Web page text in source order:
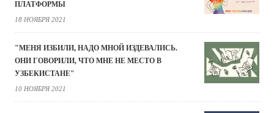
ПЛАТФОРМЫ
18 НОЯБРЯ 2021
"МЕНЯ ИЗБИЛИ, НАДО МНОЙ ИЗДЕВАЛИСЬ.
ОНИ ГОВОРИЛИ, ЧТО МНЕ НЕ МЕСТО В
УЗБЕКИСТАНЕ"
10 НОЯБРЯ 2021